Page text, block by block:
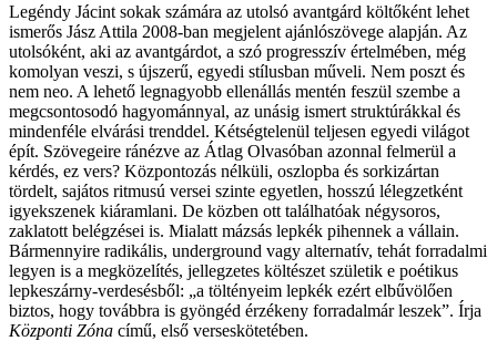
Legéndy Jácint sokak számára az utolsó avantgárd költőként lehet
ismerős Jász Attila 2008-ban megjelent ajánlószövege alapján. Az
utolsóként, aki az avantgárdot, a szó progresszív értelmében, még
komolyan veszi, s újszerű, egyedi stílusban műveli. Nem poszt és
nem neo. A lehető legnagyobb ellenállás mentén feszül szembe a
megcsontosodó hagyománnyal, az unásig ismert struktúrákkal és
mindenféle elvárási trenddel. Kétségtelenül teljesen egyedi világot
épít. Szövegeire ránézve az Átlag Olvasóban azonnal felmerül a
kérdés, ez vers? Központozás nélküli, oszlopba és sorkizártan
tördelt, sajátos ritmusú versei szinte egyetlen, hosszú lélegzetként
igyekszenek kiáramlani. De közben ott találhatóak négysoros,
zaklatott belégzései is. Mialatt mázsás lepkék pihennek a vállain.
Bármennyire radikális, underground vagy alternatív, tehát forradalmi
legyen is a megközelítés, jellegzetes költészet születik e poétikus
lepkeszárny-verdesésből: „a töltényeim lepkék ezért elbűvölően
biztos, hogy továbbra is gyöngéd érzékeny forradalmár leszek”. Írja
Központi Zóna című, első verseskötetében.